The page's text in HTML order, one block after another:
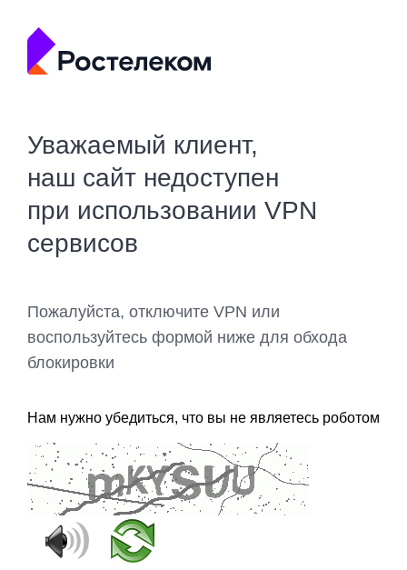
Уважаемый клиент,
наш сайт недоступен
при использовании VPN
сервисов
Пожалуйста, отключите VPN или
воспользуйтесь формой ниже для обхода
блокировки
Нам нужно убедиться, что вы не являетесь роботом